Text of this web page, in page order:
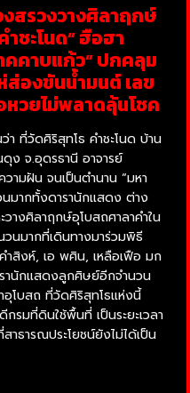
สรวงวางศิลาฤกษ์
ชะโนด” ฮือฮา
คาบแก้ว” ปกคลุม
องขันน้ำมนต์ เลข
วยไม่พลาดลุ้นโชค
า ที่วัดศิริสุทโธ คำชะโนด บ้าน
ง จ.อุดรธานี อาจารย์
ามฝัน จนเป็นตำนาน “มหา
มากทั้งดารานักแสดง ต่าง
วางศิลาฤกษ์อุโบสถศาลาคำใน
วนมากที่เดินทางมาร่วมพิธี
สิงห์, เอ พศิน, เหลือเฟือ มก
านักแสดงลูกศิษย์อีกจำนวน
อุโบสถ ที่วัดศิริสุทโธแห่งนี้
รมที่ดินใช้พื้นที่ เป็นระยะเวลา
ธารณประโยชน์ยังไม่ได้เป็น